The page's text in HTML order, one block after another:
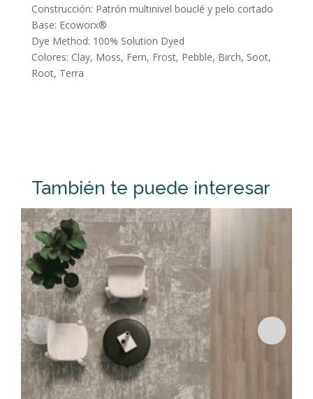
Construcción: Patrón multinivel bouclé y pelo cortado
Base: Ecoworx®
Dye Method: 100% Solution Dyed
Colores: Clay, Moss, Fern, Frost, Pebble, Birch, Soot,
Root, Terra
También te puede interesar